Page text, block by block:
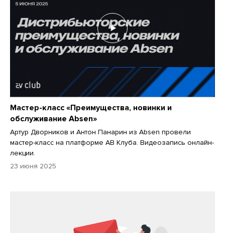
Мастер-класс «Преимущества, новинки и
обслуживание Absen»
Артур Дворников и Антон Панарин из Absen провели
мастер-класс на платформе АВ Клуба. Видеозапись онлайн-
лекции.
23 июня 2025